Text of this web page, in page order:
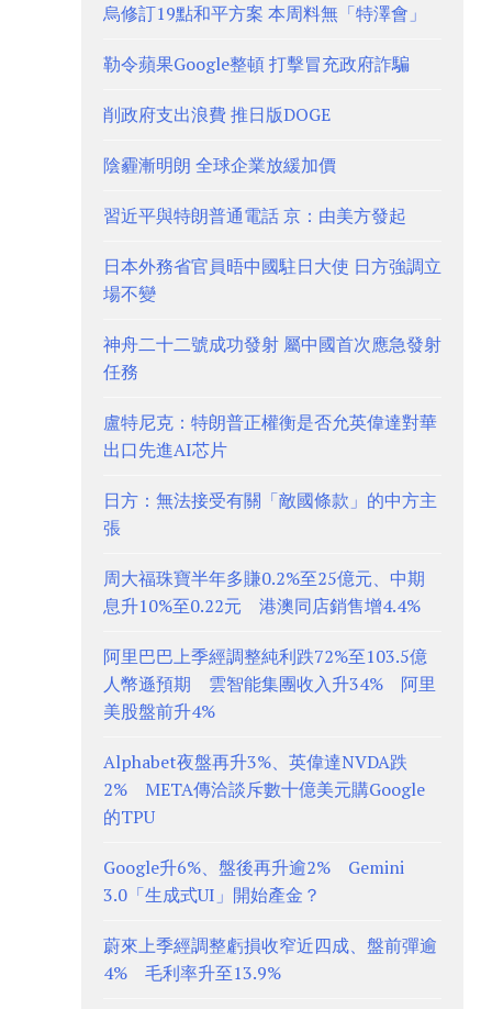
烏修訂19點和平方案 本周料無「特澤會」
勒令蘋果Google整頓 打擊冒充政府詐騙
削政府支出浪費 推日版DOGE
陰霾漸明朗 全球企業放緩加價
習近平與特朗普通電話 京：由美方發起
日本外務省官員晤中國駐日大使 日方強調立
場不變
神舟二十二號成功發射 屬中國首次應急發射
任務
盧特尼克：特朗普正權衡是否允英偉達對華
出口先進AI芯片
日方：無法接受有關「敵國條款」的中方主
張
周大福珠寶半年多賺0.2%至25億元、中期
息升10%至0.22元 港澳同店銷售增4.4%
阿里巴巴上季經調整純利跌72%至103.5億
人幣遜預期 雲智能集團收入升34% 阿里
美股盤前升4%
Alphabet夜盤再升3%、英偉達NVDA跌
2% META傳洽談斥數十億美元購Google
的TPU
Google升6%、盤後再升逾2% Gemini
3.0「生成式UI」開始產金？
蔚來上季經調整虧損收窄近四成、盤前彈逾
4% 毛利率升至13.9%